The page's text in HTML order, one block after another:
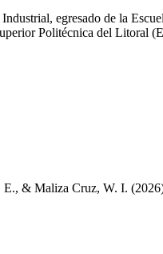
egresado de la
Politécnica del
& Maliza Cruz, W. I.